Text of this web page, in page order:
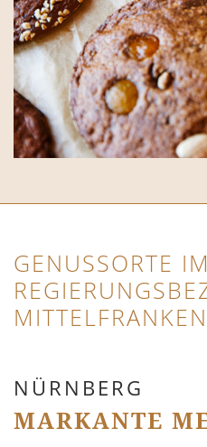
GENUSSORTE IM
MITTELFRANKEN
NÜRNBERG
MARKANTE